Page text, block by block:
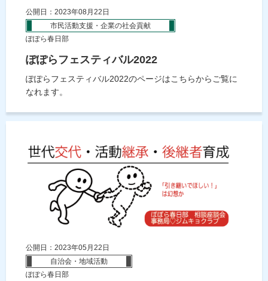
公開日：2023年08月22日
市民活動支援・企業の社会貢献
ぽぽら春日部
ぽぽらフェスティバル2022
ぽぽらフェスティバル2022のページはこちらからご覧に
なれます。
公開日：2023年05月22日
自治会・地域活動
ぽぽら春日部